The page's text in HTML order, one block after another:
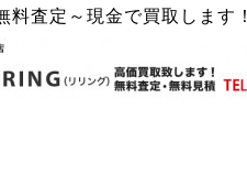
料査定～現金で買取します！